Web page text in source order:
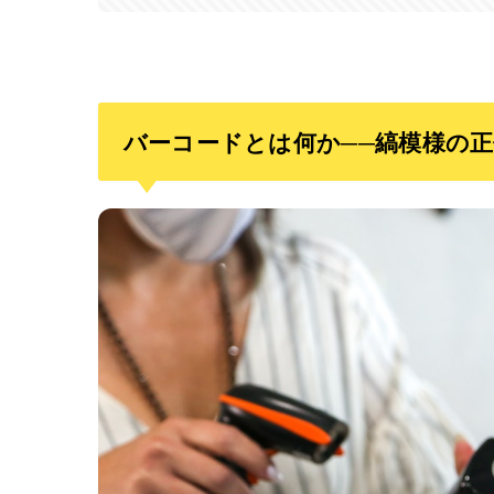
バーコードとは何か──縞模様の